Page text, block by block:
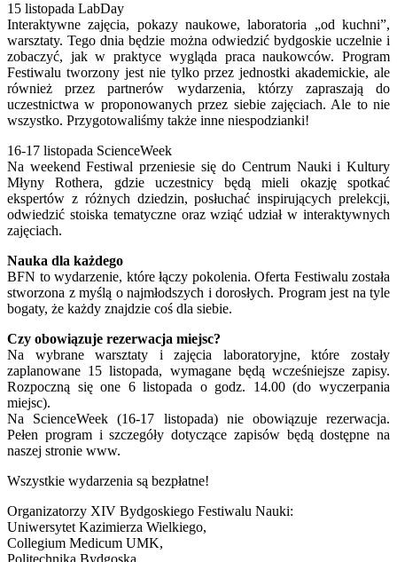
15 listopada LabDay
Interaktywne zajęcia, pokazy naukowe, laboratoria „od kuchni”,
warsztaty. Tego dnia będzie można odwiedzić bydgoskie uczelnie i
zobaczyć, jak w praktyce wygląda praca naukowców. Program
Festiwalu tworzony jest nie tylko przez jednostki akademickie, ale
również przez partnerów wydarzenia, którzy zapraszają do
uczestnictwa w proponowanych przez siebie zajęciach. Ale to nie
wszystko. Przygotowaliśmy także inne niespodzianki!
16-17 listopada ScienceWeek
Na weekend Festiwal przeniesie się do Centrum Nauki i Kultury
Młyny Rothera, gdzie uczestnicy będą mieli okazję spotkać
ekspertów z różnych dziedzin, posłuchać inspirujących prelekcji,
odwiedzić stoiska tematyczne oraz wziąć udział w interaktywnych
zajęciach.
Nauka dla każdego
BFN to wydarzenie, które łączy pokolenia. Oferta Festiwalu została
stworzona z myślą o najmłodszych i dorosłych. Program jest na tyle
bogaty, że każdy znajdzie coś dla siebie.
Czy obowiązuje rezerwacja miejsc?
Na wybrane warsztaty i zajęcia laboratoryjne, które zostały
zaplanowane 15 listopada, wymagane będą wcześniejsze zapisy.
Rozpoczną się one 6 listopada o godz. 14.00 (do wyczerpania
miejsc).
Na ScienceWeek (16-17 listopada) nie obowiązuje rezerwacja.
Pełen program i szczegóły dotyczące zapisów będą dostępne na
naszej stronie www.
Wszystkie wydarzenia są bezpłatne!
Organizatorzy XIV Bydgoskiego Festiwalu Nauki:
Uniwersytet Kazimierza Wielkiego,
Collegium Medicum UMK,
Politechnika Bydgoska,